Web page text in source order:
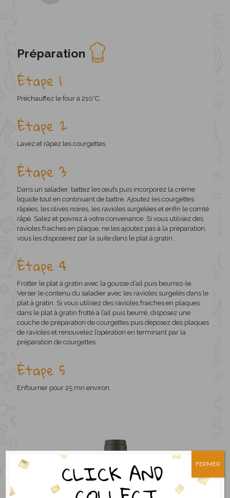
Préparation
Étape 1
Préchauffez le four à 210°C.
Étape 2
Lavez et râpez les courgettes.
Étape 3
Dans un saladier, battez les œufs puis incorporez la crème
liquide tout en continuant de battre. Ajoutez les courgettes
râpées, les olives noires, les ravioles surgelées et enfin le comté
râpé. Salez et poivrez à votre convenance. Si vous utilisez des
ravioles fraiches en plaque, ne les ajoutez pas à la préparation,
vous les disposerez par la suite dans le plat à gratin.
Étape 4
Frotter le plat à gratin avec la gousse d’ail puis beurrez-le.
Verser le contenu du saladier avec les ravioles surgelés dans le
plat à gratin. Si vous utilisez des ravioles fraiches en plaques :
dans le plat à gratin frotté à l’ail puis beurré, disposez une
couche de préparation de courgettes puis déposez des plaques
de ravioles et renouvelez l’opération en terminant par la
préparation de courgettes.
Étape 5
Enfourner pour 25 mn environ.
FERMER